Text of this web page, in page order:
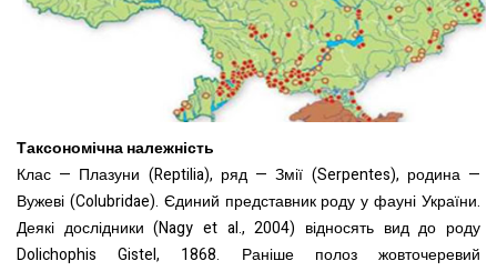
Таксономічна належність
Клас — Плазуни (Reptilia), ряд — Змії (Serpentes), родина —
Вужеві (Colubridae). Єдиний представник роду у фауні України.
Деякі дослідники (Nagy et al., 2004) відносять вид до роду
Dolichophis Gistel, 1868. Раніше полоз жовточеревий